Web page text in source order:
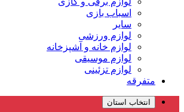
اسباب بازی
سایر
لوازم ورزشی
لوازم خانه و آشپزخانه
لوازم موسیقی
لوازم تزئینی
متفرقه
انتخاب استان